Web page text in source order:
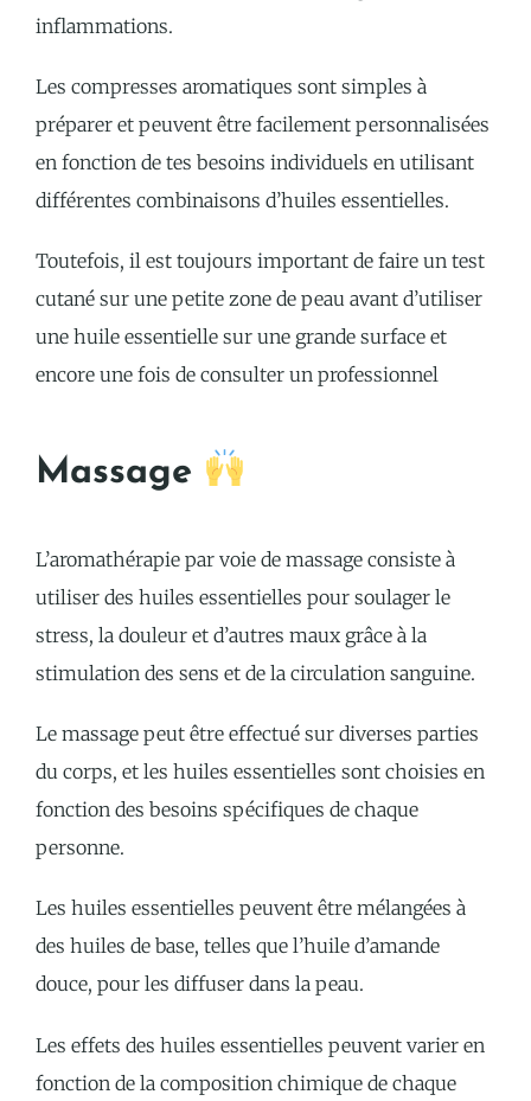
inflammations.
Les compresses aromatiques sont simples à
préparer et peuvent être facilement personnalisées
en fonction de tes besoins individuels en utilisant
différentes combinaisons d’huiles essentielles.
Toutefois, il est toujours important de faire un test
cutané sur une petite zone de peau avant d’utiliser
une huile essentielle sur une grande surface et
encore une fois de consulter un professionnel
Massage
L’aromathérapie par voie de massage consiste à
utiliser des huiles essentielles pour soulager le
stress, la douleur et d’autres maux grâce à la
stimulation des sens et de la circulation sanguine.
Le massage peut être effectué sur diverses parties
du corps, et les huiles essentielles sont choisies en
fonction des besoins spécifiques de chaque
personne.
Les huiles essentielles peuvent être mélangées à
des huiles de base, telles que l’huile d’amande
douce, pour les diffuser dans la peau.
Les effets des huiles essentielles peuvent varier en
fonction de la composition chimique de chaque